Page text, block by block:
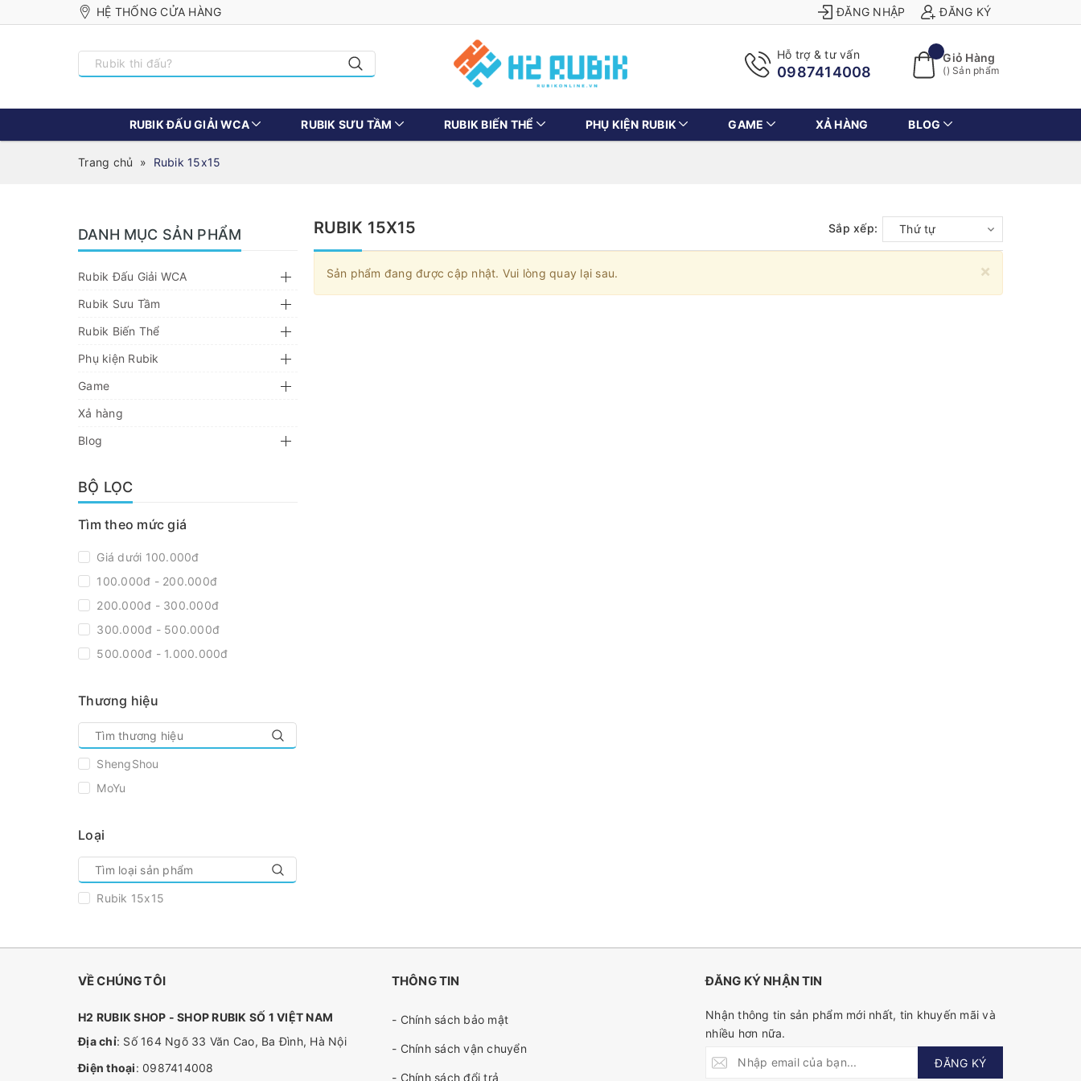
HỆ THỐNG CỬA HÀNG ĐĂNG NHẬP ĐĂNG KÝ
Hỗ trợ & tư vấn
0987414008
Giỏ Hàng
() Sản phẩm
RUBIK ĐẤU GIẢI WCA RUBIK SƯU TẦM RUBIK BIẾN THỂ PHỤ KIỆN RUBIK GAME XẢ HÀNG BLOG
Trang chủ » Rubik 15x15
RUBIK 15X15 Sắp xếp: Thứ tự
×
Sản phẩm đang được cập nhật. Vui lòng quay lại sau.
DANH MỤC SẢN PHẨM
Rubik Đấu Giải WCA
Rubik Sưu Tầm
Rubik Biến Thể
Phụ kiện Rubik
Game
Xả hàng
Blog
BỘ LỌC
Tìm theo mức giá
Giá dưới 100.000đ
100.000đ - 200.000đ
200.000đ - 300.000đ
300.000đ - 500.000đ
500.000đ - 1.000.000đ
Thương hiệu
ShengShou
MoYu
Loại
Rubik 15x15
VỀ CHÚNG TÔI
H2 RUBIK SHOP - SHOP RUBIK SỐ 1 VIỆT NAM
Địa chỉ: Số 164 Ngõ 33 Văn Cao, Ba Đình, Hà Nội
Điện thoại: 0987414008
THÔNG TIN
- Chính sách bảo mật
- Chính sách vận chuyển
- Chính sách đổi trả
ĐĂNG KÝ NHẬN TIN
Nhận thông tin sản phẩm mới nhất, tin khuyến mãi và
nhiều hơn nữa.
ĐĂNG KÝ